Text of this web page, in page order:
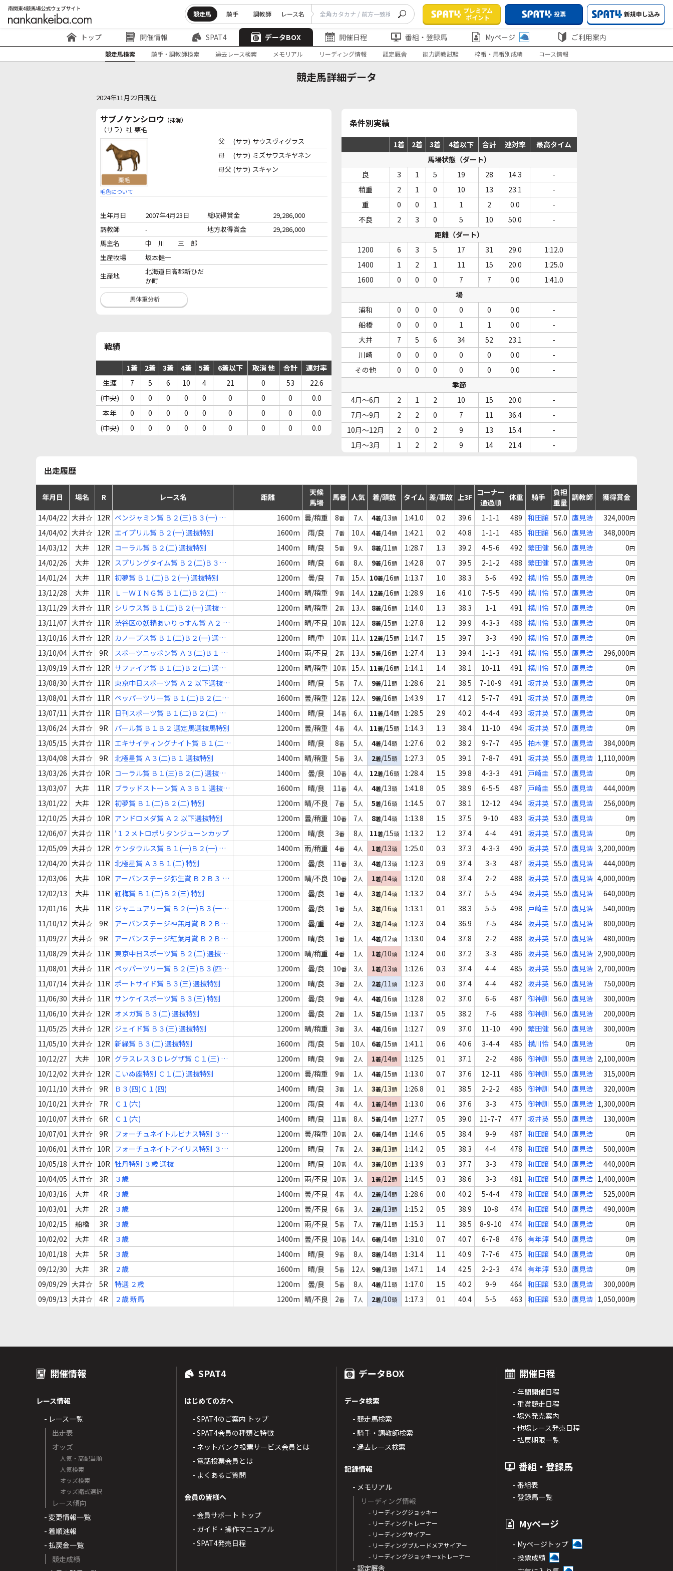
競走馬 騎手 調教師 レース名
プレミアム
ポイント
投票 新規申し込み
トップ 開催情報 SPAT4 データBOX 開催日程 番組・登録馬 Myページ ご利用案内
競走馬検索 騎手・調教師検索 過去レース検索 メモリアル リーディング情報 認定厩舎 能力調教試験 枠番・馬番別成績 コース情報
競走馬詳細データ
2024年11月22日現在
サブノケンシロウ （抹消）
（サラ）牡 栗毛
毛色について
父 (サラ) サウスヴィグラス
母
(サラ) ミズサワスキヤネン
母父 (サラ) スキャン
生年月日 2007年4月23日 総収得賞金
29,286,000
調教師
- 地方収得賞金
29,286,000
馬主名
中 川 三 郎
生産牧場
坂本健一
生産地
北海道日高郡新ひだ
か町
戦績
1着 2着 3着 4着 5着 6着以下 取消 他 合計
連対率
生涯
7 5 6 10 4 21 0 53
22.6
(中央)
0 0 0 0 0 0 0 0
0.0
本年
0 0 0 0 0 0 0 0
0.0
(中央)
0 0 0 0 0 0 0 0 0.0
条件別実績
1着 2着 3着 4着以下 合計 連対率
最高タイム
馬場状態（ダート）
良
3 1 5 19 28 14.3
-
稍重
2 1 0 10 13 23.1
-
重
0 0 1 1 2 0.0
-
不良
2 3 0 5 10 50.0
-
距離（ダート）
1200
6 3 5 17 31 29.0
1:12.0
1400
1 2 1 11 15 20.0
1:25.0
1600
0 0 0 7 7 0.0
1:41.0
場
浦和
0 0 0 0 0 0.0
-
船橋
0 0 0 1 1 0.0
-
大井
7 5 6 34 52 23.1
-
川崎
0 0 0 0 0 0.0
-
その他
0 0 0 0 0 0.0
-
季節
4月～6月
2 1 2 10 15 20.0
-
7月～9月
2 2 0 7 11 36.4
-
10月～12月
2 0 2 9 13 15.4
-
1月～3月
1 2 2 9 14 21.4 -
出走履歴
年月日 場名 R レース名 距離
天候
馬場
馬番 人気 着/頭数 タイム 差/事故 上3F コーナー
通過順
体重 騎手
負担
重量
調教師 獲得賞金
14/04/22 大井☆ 12R ベンジャミン賞 Ｂ２(三)Ｂ３(一) 選
抜特別
1600m 曇/稍重 8番 7人 4着/13頭 1:41.0 0.2 39.6 1-1-1 489 和田譲 57.0 鷹見浩 324,000円
14/04/02 大井☆ 12R エイプリル賞 Ｂ２(一) 選抜特別 1600m 雨/良 7番 10人 4着/14頭 1:42.1 0.2 40.8 1-1-1 485 和田譲 56.0 鷹見浩 348,000円
14/03/12 大井 12R コーラル賞 Ｂ２(二) 選抜特別 1400m 晴/良 5番 9人 8着/11頭 1:28.7 1.3 39.2 4-5-6 492 繁田健 56.0 鷹見浩 0円
14/02/26 大井 12R スプリングタイム賞 Ｂ２(二)Ｂ３
(一) 選抜特別
1600m 晴/良 6番 8人 9着/16頭 1:42.8 0.7 39.5 2-1-2 488 繁田健 57.0 鷹見浩 0円
14/01/24 大井 11R 初夢賞 Ｂ１(二)Ｂ２(一) 選抜特別 1200m 曇/良 7番 15人 10着/16頭 1:13.7 1.0 38.3 5-6 492 横川怜 55.0 鷹見浩 0円
13/12/28 大井 11R
Ｌ－ＷＩＮＧ賞 Ｂ１(二)Ｂ２(二) 選
抜特別
1400m 晴/稍重 9番 14人 12着/16頭 1:28.9 1.6 41.0 7-5-5 490 横川怜 57.0 鷹見浩 0円
13/11/29 大井☆ 11R シリウス賞 Ｂ１(二)Ｂ２(一) 選抜特
別
1200m 晴/稍重 2番 13人 8着/16頭 1:14.0 1.3 38.3 1-1 491 横川怜 57.0 鷹見浩 0円
13/11/07 大井☆ 11R 渋谷区の妖精あいりっすん賞 Ａ２ 以
下選抜特別
1400m 晴/不良 10番 12人 8着/15頭 1:27.8 1.2 39.9 4-3-3 488 横川怜 53.0 鷹見浩 0円
13/10/16 大井☆ 12R カノープス賞 Ｂ１(二)Ｂ２(一) 選抜
特別
1200m 晴/重 10番 11人 12着/15頭 1:14.7 1.5 39.7 3-3 490 横川怜 57.0 鷹見浩 0円
13/10/04 大井☆ 9R
スポーツニッポン賞 Ａ３(二)Ｂ１ 選
抜特別
1400m 雨/不良 2番 13人 5着/16頭 1:27.4 1.3 39.4 1-1-3 491 横川怜 55.0 鷹見浩 296,000円
13/09/19 大井☆ 12R サファイア賞 Ｂ１(二)Ｂ２(二) 選抜
特別
1200m 晴/稍重 10番 15人 11着/16頭 1:14.1 1.4 38.1 10-11 491 横川怜 57.0 鷹見浩 0円
13/08/30 大井☆ 11R 東京中日スポーツ賞 Ａ２ 以下選抜特
別
1400m 晴/良 5番 7人 9着/11頭 1:28.6 2.1 38.5 7-10-9 491 坂井英 53.0 鷹見浩 0円
13/08/01 大井☆ 11R ペッパーツリー賞 Ｂ１(二)Ｂ２(二)
選抜特別
1600m 曇/稍重 12番 12人 9着/16頭 1:43.9 1.7 41.2 5-7-7 491 坂井英 57.0 鷹見浩 0円
13/07/11 大井☆ 11R 日刊スポーツ賞 Ｂ１(二)Ｂ２(二) 選
抜特別
1400m 晴/良 14番 6人 11着/14頭 1:28.5 2.9 40.2 4-4-4 493 坂井英 57.0 鷹見浩 0円
13/06/24 大井☆ 9R パール賞 Ｂ１Ｂ２ 選定馬選抜馬特別 1200m 曇/稍重 4番 4人 11着/15頭 1:14.3 1.3 38.4 11-10 494 坂井英 57.0 鷹見浩 0円
13/05/15 大井☆ 11R エキサイティングナイト賞 Ｂ１(二)
Ｂ２(二) 選抜特別
1400m 晴/良 8番 5人 4着/14頭 1:27.6 0.2 38.2 9-7-7 495 柏木健 57.0 鷹見浩 384,000円
13/04/08 大井☆ 9R 北極星賞 Ａ３(二)Ｂ１ 選抜特別 1400m 晴/稍重 5番 3人 2着/15頭 1:27.3 0.5 39.1 7-8-7 491 坂井英 55.0 鷹見浩 1,110,000円
13/03/26 大井☆ 10R コーラル賞 Ｂ１(三)Ｂ２(二) 選抜特
別
1400m 曇/良 10番 4人 12着/16頭 1:28.4 1.5 39.8 4-3-3 491 戸崎圭 57.0 鷹見浩 0円
13/03/07 大井 11R ブラッドストーン賞 Ａ３Ｂ１ 選抜特
別
1600m 晴/良 11番 4人 4着/13頭 1:41.8 0.5 38.9 6-5-5 487 戸崎圭 55.0 鷹見浩 444,000円
13/01/22 大井 12R 初夢賞 Ｂ１(二)Ｂ２(二) 特別 1200m 晴/不良 7番 5人 5着/16頭 1:14.5 0.7 38.1 12-12 494 坂井英 57.0 鷹見浩 256,000円
12/10/25 大井☆ 10R アンドロメダ賞 Ａ２ 以下選抜特別 1200m 曇/稍重 10番 7人 8着/14頭 1:13.8 1.5 37.5 9-10 483 坂井英 53.0 鷹見浩 0円
12/06/07 大井☆ 11R ’１２メトロポリタンジューンカップ 1200m 晴/良 3番 8人 11着/15頭 1:13.2 1.2 37.4 4-4 491 坂井英 57.0 鷹見浩 0円
12/05/09 大井☆ 12R ケンタウルス賞 Ｂ１(一)Ｂ２(一) 選
抜特別
1400m 雨/稍重 4番 4人 1着/13頭 1:25.0 0.3 37.3 4-3-3 490 坂井英 57.0 鷹見浩 3,200,000円
12/04/20 大井☆ 11R 北極星賞 Ａ３Ｂ１(二) 特別 1200m 曇/良 11番 3人 4着/13頭 1:12.3 0.9 37.4 3-3 487 坂井英 55.0 鷹見浩 444,000円
12/03/06 大井 10R アーバンステージ弥生賞 Ｂ２Ｂ３ 選
定馬特別
1200m 晴/不良 10番 2人 1着/14頭 1:12.0 0.8 37.4 2-2 488 坂井英 57.0 鷹見浩 4,000,000円
12/02/13 大井 11R 紅梅賞 Ｂ１(二)Ｂ２(三) 特別 1200m 曇/良 1番 4人 3着/14頭 1:13.2 0.4 37.7 5-5 494 坂井英 55.0 鷹見浩 640,000円
12/01/16 大井 11R ジャニュアリー賞 Ｂ２(一)Ｂ３(一)
選抜特別
1200m 曇/良 1番 5人 3着/16頭 1:13.1 0.1 38.3 5-5 498 戸崎圭 57.0 鷹見浩 540,000円
11/10/12 大井☆ 9R
アーバンステージ神無月賞 Ｂ２Ｂ３
選定馬特別
1200m 曇/重 4番 2人 3着/14頭 1:12.3 0.4 36.9 7-5 484 坂井英 57.0 鷹見浩 800,000円
11/09/27 大井☆ 9R
アーバンステージ紅葉月賞 Ｂ２Ｂ３
選定馬特別
1200m 晴/良 1番 1人 4着/12頭 1:13.0 0.4 37.8 2-2 488 坂井英 57.0 鷹見浩 480,000円
11/08/29 大井☆ 11R 東京中日スポーツ賞 Ｂ２(二) 選抜特
別
1200m 晴/稍重 4番 1人 1着/10頭 1:12.4 0.0 37.2 3-3 486 坂井英 56.0 鷹見浩 2,900,000円
11/08/01 大井☆ 11R ペッパーツリー賞 Ｂ２(三)Ｂ３(四)
特別
1200m 曇/良 10番 3人 1着/13頭 1:12.6 0.3 37.4 4-4 485 坂井英 55.0 鷹見浩 2,700,000円
11/07/14 大井☆ 11R ポートサイド賞 Ｂ３(三) 選抜特別 1200m 晴/良 3番 2人 2着/11頭 1:12.3 0.0 37.4 4-4 482 坂井英 56.0 鷹見浩 750,000円
11/06/30 大井☆ 11R サンケイスポーツ賞 Ｂ３(三) 特別 1200m 曇/良 9番 4人 4着/16頭 1:12.8 0.2 37.0 6-6 487 御神訓 56.0 鷹見浩 300,000円
11/06/10 大井☆ 12R オメガ賞 Ｂ３(二) 選抜特別 1200m 曇/良 2番 1人 5着/15頭 1:13.7 0.5 38.2 7-6 488 御神訓 56.0 鷹見浩 200,000円
11/05/25 大井☆ 12R ジェイド賞 Ｂ３(三) 選抜特別 1200m 晴/稍重 3番 3人 4着/16頭 1:12.7 0.9 37.0 11-10 490 繁田健 56.0 鷹見浩 300,000円
11/05/10 大井☆ 12R 新緑賞 Ｂ３(二) 選抜特別 1600m 雨/良 5番 10人 6着/15頭 1:41.1 0.6 40.6 3-4-4 485 横川怜 54.0 鷹見浩 0円
10/12/27 大井 10R グラスレス３Ｄレグザ賞 Ｃ１(三) 選
抜特別
1200m 晴/良 9番 2人 1着/14頭 1:12.5 0.1 37.1 2-2 486 御神訓 55.0 鷹見浩 2,100,000円
10/12/02 大井☆ 12R こいぬ座特別 Ｃ１(二) 選抜特別 1200m 曇/稍重 9番 1人 4着/15頭 1:13.0 0.7 37.6 12-11 486 御神訓 55.0 鷹見浩 315,000円
10/11/10 大井☆ 9R Ｂ３(四)Ｃ１(四) 1400m 晴/良 3番 1人 3着/13頭 1:26.8 0.1 38.5 2-2-2 485 御神訓 54.0 鷹見浩 320,000円
10/10/21 大井☆ 7R Ｃ１(六) 1200m 雨/良 4番 4人 1着/14頭 1:13.0 0.6 37.6 3-3 475 御神訓 55.0 鷹見浩 1,300,000円
10/10/07 大井☆ 6R Ｃ１(六) 1400m 晴/良 11番 8人 5着/14頭 1:27.7 0.5 39.0 11-7-7 477 坂井英 55.0 鷹見浩 130,000円
10/07/01 大井☆ 9R
フォーチュネイトルピナス特別 ３歳
選定馬
1200m 曇/稍重 10番 2人 6着/14頭 1:14.6 0.5 38.4 9-9 487 和田譲 54.0 鷹見浩 0円
10/06/01 大井☆ 10R フォーチュネイトアイリス特別 ３歳
選定馬
1200m 晴/良 7番 2人 3着/13頭 1:14.2 0.5 38.3 4-4 478 和田譲 54.0 鷹見浩 500,000円
10/05/18 大井☆ 10R 牡丹特別 ３歳 選抜 1200m 晴/良 10番 4人 3着/10頭 1:13.9 0.3 37.7 3-3 478 和田譲 54.0 鷹見浩 440,000円
10/04/05 大井☆ 3R ３歳 1200m 雨/不良 10番 3人 1着/12頭 1:14.5 0.3 38.6 3-3 481 和田譲 54.0 鷹見浩 1,400,000円
10/03/16 大井 4R ３歳 1400m 曇/不良 4番 4人 2着/14頭 1:28.6 0.0 40.2 5-4-4 478 和田譲 54.0 鷹見浩 525,000円
10/03/01 大井 2R ３歳 1200m 曇/不良 6番 3人 2着/13頭 1:15.2 0.5 38.9 10-8 474 和田譲 54.0 鷹見浩 490,000円
10/02/15 船橋 3R ３歳 1200m 雨/不良 5番 7人 7着/11頭 1:15.3 1.1 38.5 8-9-10 474 和田譲 54.0 鷹見浩 0円
10/02/02 大井 4R ３歳 1400m 曇/不良 10番 14人 6着/14頭 1:31.0 0.7 40.7 6-7-8 476 有年淳 54.0 鷹見浩 0円
10/01/18 大井 5R ３歳 1400m 晴/良 9番 8人 8着/14頭 1:31.4 1.1 40.9 7-7-6 475 和田譲 54.0 鷹見浩 0円
09/12/30 大井 3R ２歳 1600m 晴/良 5番 12人 9着/13頭 1:47.1 1.4 42.5 2-2-3 474 有年淳 53.0 鷹見浩 0円
09/09/29 大井☆ 5R 特選 ２歳 1200m 曇/良 5番 8人 4着/11頭 1:17.0 1.5 40.2 9-9 464 和田譲 53.0 鷹見浩 300,000円
09/09/13 大井☆ 4R ２歳 新馬 1200m 晴/不良 2番 7人 2着/10頭 1:17.3 0.1 40.4 5-5 463 和田譲 53.0 鷹見浩 1,050,000円
開催情報
レース情報
- レース一覧
出走表
オッズ
人気・高配当順
人気検索
オッズ検索
オッズ賭式選択
レース傾向
- 変更情報一覧
- 着順速報
- 払戻金一覧
競走成績
SPAT4
はじめての方へ
- SPAT4のご案内 トップ
- SPAT4会員の種類と特徴
- ネットバンク投票サービス会員とは
- 電話投票会員とは
- よくあるご質問
会員の皆様へ
- 会員サポート トップ
- ガイド・操作マニュアル
- SPAT4発売日程
データBOX
データ検索
- 競走馬検索
- 騎手・調教師検索
- 過去レース検索
記録情報
- メモリアル
リーディング情報
- リーディングジョッキー
- リーディングトレーナー
- リーディングサイアー
- リーディングブルードメアサイアー
- リーディングジョッキーxトレーナー
- 認定厩舎
開催日程
- 年間開催日程
- 重賞競走日程
- 場外発売案内
- 他場レース発売日程
- 払戻期限一覧
番組・登録馬
- 番組表
- 登録馬一覧
Myページ
- Myページトップ
- 投票成績